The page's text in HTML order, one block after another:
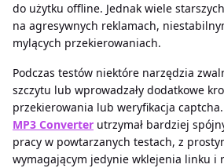
do użytku offline. Jednak wiele
na agresywnych reklamach,
mylących przekierowaniach.
Podczas testów niektóre narzędzia
szczytu lub wprowadzały dodatkowe
przekierowania lub weryfikacja captcha.
MP3 Converter utrzymał bardziej
pracy w powtarzanych testach, z
wymagającym jedynie wklejenia linku i